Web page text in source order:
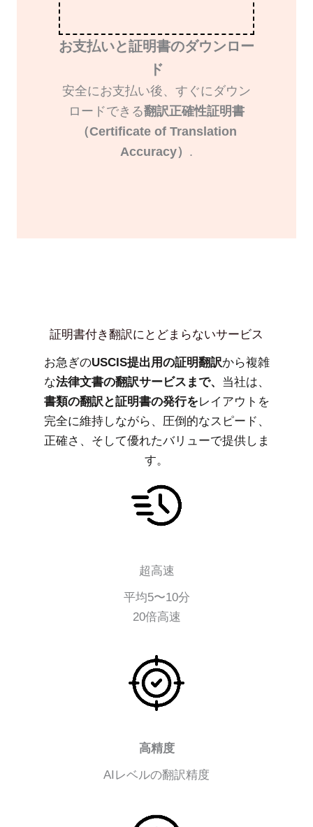
お支払いと証明書のダウンロー
ド
安全にお支払い後、すぐにダウン
ロードできる翻訳正確性証明書
（Certificate of Translation
Accuracy） .
証明書付き翻訳にとどまらないサービス
お急ぎのUSCIS提出用の証明翻訳から複雑
な法律文書の翻訳サービスまで、 当社は、
書類の翻訳と証明書の発行をレイアウトを
完全に維持しながら、圧倒的なスピード、
正確さ、そして優れたバリューで提供しま
す。
超高速
平均5〜10分
20倍高速
高精度
AIレベルの翻訳精度